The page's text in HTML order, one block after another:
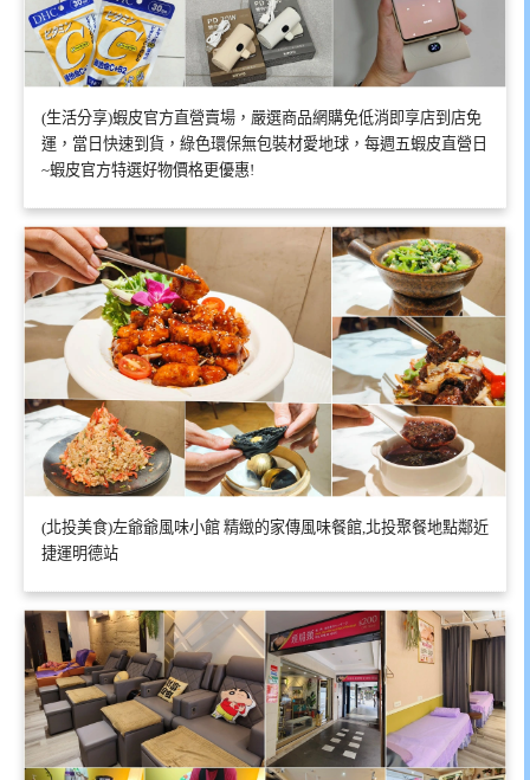
(生活分享)蝦皮官方直營賣場，嚴選商品網購免低消即享店到店免
運，當日快速到貨，綠色環保無包裝材愛地球，每週五蝦皮直營日
~蝦皮官方特選好物價格更優惠!
(北投美食)左爺爺風味小館 精緻的家傳風味餐館,北投聚餐地點鄰近
捷運明德站